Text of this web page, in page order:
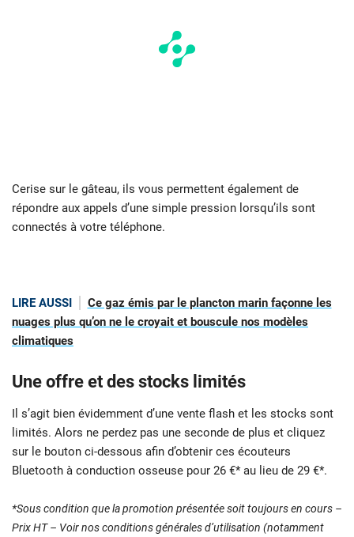
Cerise sur le gâteau, ils vous permettent également de
répondre aux appels d’une simple pression lorsqu’ils sont
connectés à votre téléphone.
LIRE AUSSI
Ce gaz émis par le plancton marin façonne les
nuages plus qu’on ne le croyait et bouscule nos modèles
climatiques
Une offre et des stocks limités
Il s’agit bien évidemment d’une vente flash et les stocks sont
limités. Alors ne perdez pas une seconde de plus et cliquez
sur le bouton ci-dessous afin d’obtenir ces écouteurs
Bluetooth à conduction osseuse pour 26 €* au lieu de 29 €*.
*Sous condition que la promotion présentée soit toujours en cours –
Prix HT – Voir nos conditions générales d’utilisation (notamment